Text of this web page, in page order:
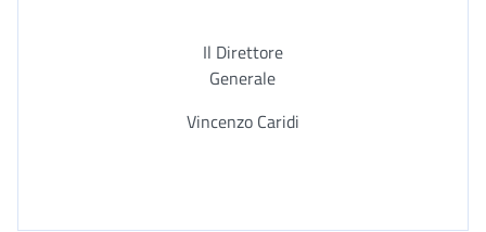
Il Direttore
Generale
Vincenzo Caridi